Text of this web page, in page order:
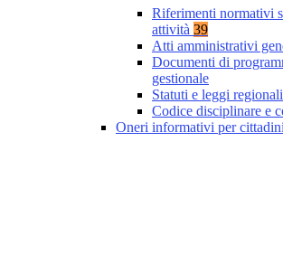
Riferimenti normativi
attività 39
Atti amministrativi
Documenti di
gestionale
Statuti e leggi regionali
Codice disciplinare e
Oneri informativi per